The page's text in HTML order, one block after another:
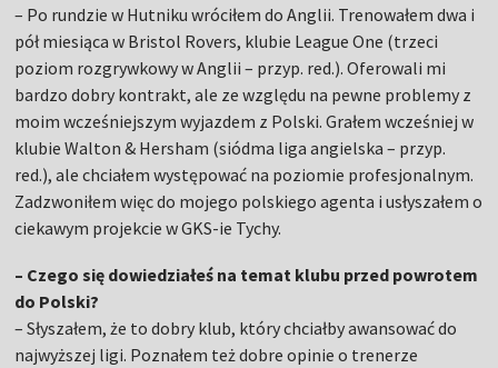
– Po rundzie w Hutniku wróciłem do Anglii. Trenowałem dwa i
pół miesiąca w Bristol Rovers, klubie League One (trzeci
poziom rozgrywkowy w Anglii – przyp. red.). Oferowali mi
bardzo dobry kontrakt, ale ze względu na pewne problemy z
moim wcześniejszym wyjazdem z Polski. Grałem wcześniej w
klubie Walton & Hersham (siódma liga angielska – przyp.
red.), ale chciałem występować na poziomie profesjonalnym.
Zadzwoniłem więc do mojego polskiego agenta i usłyszałem o
ciekawym projekcie w GKS-ie Tychy.
– Czego się dowiedziałeś na temat klubu przed powrotem
do Polski?
– Słyszałem, że to dobry klub, który chciałby awansować do
najwyższej ligi. Poznałem też dobre opinie o trenerze